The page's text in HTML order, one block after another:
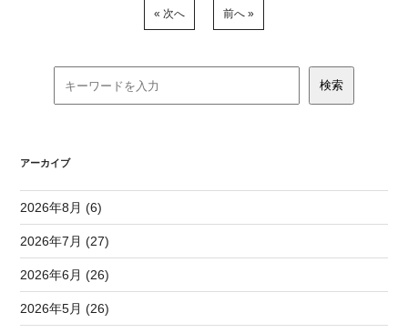
« 次へ 前へ »
アーカイブ
2026年8月 (6)
2026年7月 (27)
2026年6月 (26)
2026年5月 (26)